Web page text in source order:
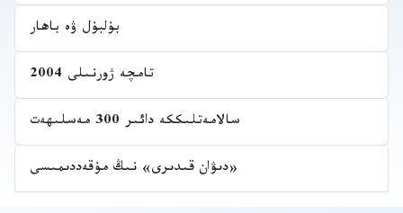
بۇلبۇل ۋە باھار
تامچە ژورنىلى 2004
سالامەتلىككە دائىر 300 مەسلىھەت
«دىۋان قىدىرى» نىڭ مۇقەددىمىسى